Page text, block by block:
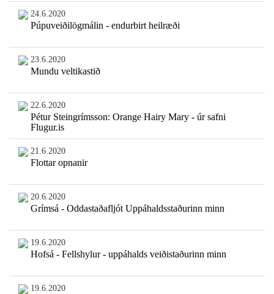
24.6.2020
Púpuveiðilögmálin - endurbirt heilræði
23.6.2020
Mundu veltikastið
22.6.2020
Pétur Steingrímsson: Orange Hairy Mary - úr safni
Flugur.is
21.6.2020
Flottar opnanir
20.6.2020
Grímsá - Oddastaðafljót Uppáhaldsstaðurinn minn
19.6.2020
Hofsá - Fellshylur - uppáhalds veiðistaðurinn minn
19.6.2020